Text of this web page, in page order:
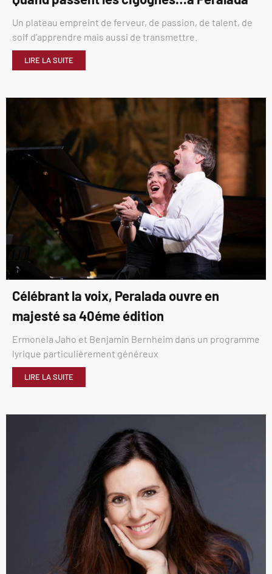
Un plateau empreint de ferveur, de passion, de talent, de
soif d’apprendre mais aussi de transmettre.
LIRE LA SUITE
Célébrant la voix, Peralada ouvre en
majesté sa 40éme édition
Ermonela Jaho et Benjamin Bernheim dans un programme
lyrique particulièrement généreux
LIRE LA SUITE